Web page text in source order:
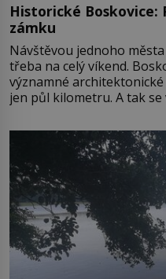
Historické Boskovice:
zámku
Návštěvou jednoho
třeba na celý víkend.
významné
jen půl kilometru. A tak se
Boskovice na okraji
ve13. století, a už v roce